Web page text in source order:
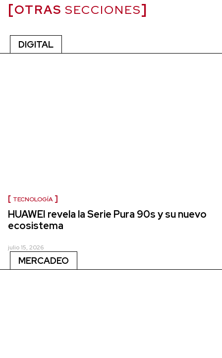
OTRAS SECCIONES
DIGITAL
TECNOLOGÍA
HUAWEI revela la Serie Pura 90s y su nuevo
ecosistema
julio 15, 2026
MERCADEO